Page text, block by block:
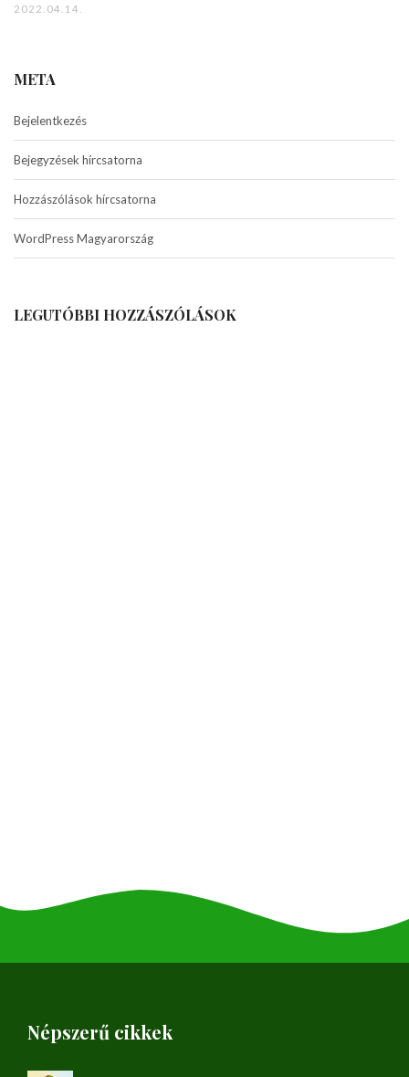
2022.04.14.
META
Bejelentkezés
Bejegyzések hírcsatorna
Hozzászólások hírcsatorna
WordPress Magyarország
LEGUTÓBBI HOZZÁSZÓLÁSOK
Népszerű cikkek